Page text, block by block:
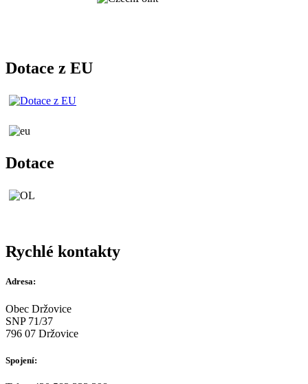
Dotace z EU
Dotace
Rychlé kontakty
Adresa:
Obec Držovice
SNP 71/37
796 07 Držovice
Spojení: